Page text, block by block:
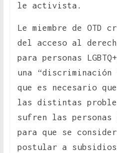
le activista.
Le miembre de OTD
del acceso al
para personas
una
que es necesario
las distintas
sufren las
para que se
postular a